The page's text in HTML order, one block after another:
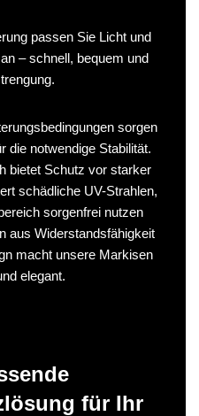
passen Sie Licht und
– schnell, bequem und
sorgen
die notwendige Stabilität.
bietet Schutz vor starker
schädliche UV-Strahlen,
sorgenfrei nutzen
aus Widerstandsfähigkeit
macht unsere Markisen
elegant.
für Ihr